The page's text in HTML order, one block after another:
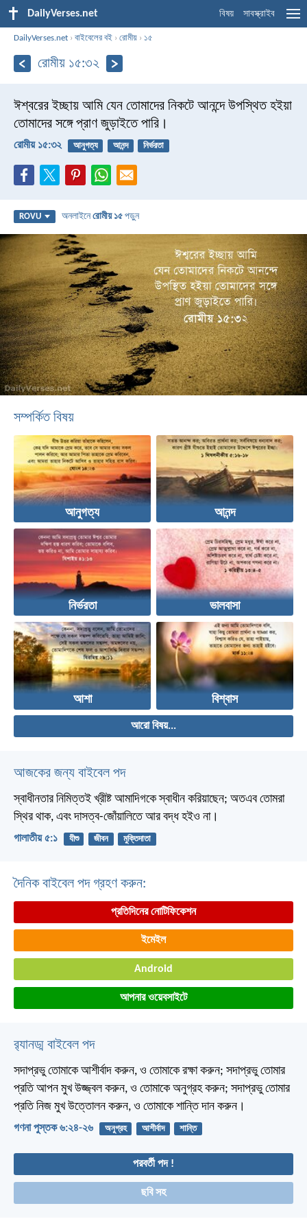
DailyVerses.net বিষয় সাবস্ক্রাইব
DailyVerses.net ›বাইবেলের বই ›রোমীয় › ১৫
রোমীয় ১৫:৩২
ঈশ্বরের ইচ্ছায় আমি যেন তোমাদের নিকটে আনন্দে উপস্থিত হইয়া
তোমাদের সঙ্গে প্রাণ জুড়াইতে পারি।
রোমীয় ১৫:৩২ আনুগত্য আনন্দ নির্ভরতা
ROVU অনলাইনেরোমীয় ১৫ পড়ুন
সম্পর্কিত বিষয়
আনুগত্য আনন্দ
নির্ভরতা ভালবাসা
আশা বিশ্বাস
আরো বিষয়...
আজকের জন্য বাইবেল পদ
স্বাধীনতার নিমিত্তই খ্রীষ্ট আমাদিগকে স্বাধীন করিয়াছেন; অতএব তোমরা
স্থির থাক, এবং দাসত্ব-জোঁয়ালিতে আর বদ্ধ হইও না।
গালাতীয় ৫:১ যীশু জীবন মুক্তিদাতা
দৈনিক বাইবেল পদ গ্রহণ করুন:
প্রতিদিনের নোটিফিকেশন
ইমেইল
Android
আপনার ওয়েবসাইটে
র‌্যানড্ম বাইবেল পদ
সদাপ্রভু তোমাকে আশীর্বাদ করুন, ও তোমাকে রক্ষা করুন; সদাপ্রভু তোমার
প্রতি আপন মুখ উজ্জ্বল করুন, ও তোমাকে অনুগ্রহ করুন; সদাপ্রভু তোমার
প্রতি নিজ মুখ উত্তোলন করুন, ও তোমাকে শান্তি দান করুন।
গণনা পুস্তক ৬:২৪-২৬ অনুগ্রহ আশীর্বাদ শান্তি
পরবর্তী পদ !
ছবি সহ